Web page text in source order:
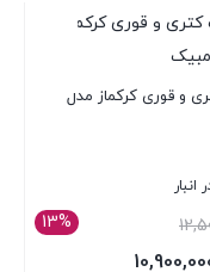
و قوری کرکماز مدل
13%
قیمت
اصلی: